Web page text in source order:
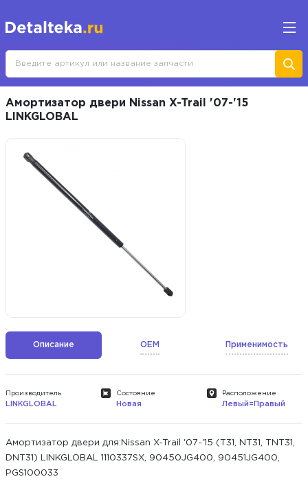
Амортизатор двери Nissan X-Trail '07-'15
LINKGLOBAL
Описание OEM Применимость
Производитель
LINKGLOBAL
Состояние
Новая
Расположение
Левый=Правый
Амортизатор двери для:Nissan X-Trail '07-'15 (T31, NT31, TNT31,
DNT31) LINKGLOBAL 1110337SX, 90450JG400, 90451JG400,
PGS100033